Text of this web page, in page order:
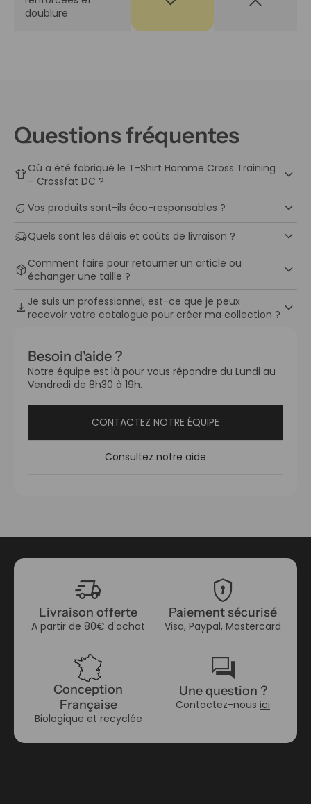
doublure
Besoin d'aide ?
Notre équipe est là pour vous répondre du Lundi au
Vendredi de 8h30 à 19h.
CONTACTEZ NOTRE ÉQUIPE
Consultez notre aide
Questions fréquentes
apparelOù a été fabriqué le T-Shirt Homme Cross Training
– Crossfat DC ?
keyboard_arrow_down
eco Vos produits sont-ils éco-responsables ? keyboard_arrow_down
delivery_truck_speedQuels sont les délais et coûts de livraison ? keyboard_arrow_down
package_2 Comment faire pour retourner un article ou
échanger une taille ?
keyboard_arrow_down
download Je suis un professionnel, est-ce que je peux
recevoir votre catalogue pour créer ma collection ? keyboard_arrow_down
delivery_truck_speed
Livraison offerte
A partir de 80€ d'achat
encrypted
Paiement sécurisé
Visa, Paypal, Mastercard
Conception
Française
Biologique et recyclée
forum
Une question ?
Contactez-nous ici